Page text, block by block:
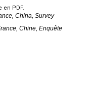
en PDF.
China, Survey
Chine, Enquête